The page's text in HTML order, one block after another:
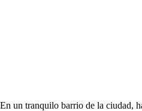
En un tranquilo barrio de la ciudad,